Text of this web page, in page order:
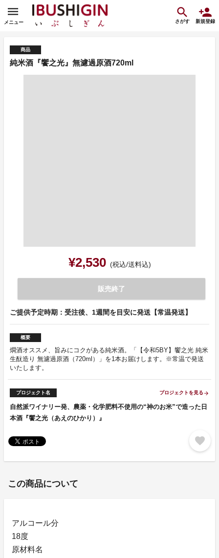
メニュー さがす 新規登録
商品
純米酒『饗之光』無濾過原酒720ml
¥2,530 (税込/送料込)
販売終了
ご提供予定時期：受注後、1週間を目安に発送【常温発送】
概要
燗酒オススメ、旨みにコクがある純米酒。「【令和5BY】饗之光 純米
生酛造り 無濾過原酒（720ml）」を1本お届けします。※常温で発送
いたします。
プロジェクト名 プロジェクトを見る arrow_forward
自然派ワイナリー発、農薬・化学肥料不使用の“神のお米”で造った日
本酒『饗之光（あえのひかり）』
favorite
この商品について
アルコール分
18度
原材料名